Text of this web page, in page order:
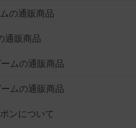
の通販商品
通販商品
ムの通販商品
ムの通販商品
ンについて